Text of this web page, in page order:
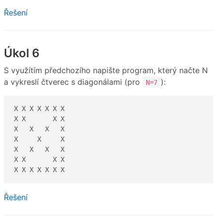
Řešení
Úkol 6
S využítím předchozího napište program, který načte N
a vykreslí čtverec s diagonálami (pro
N=7 ):
X X X X X X X
X X       X X
X   X   X   X
X     X     X
X   X   X   X
X X       X X
X X X X X X X
Řešení